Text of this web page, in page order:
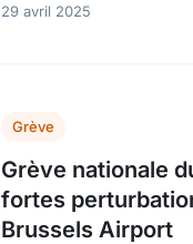
29 avril 2025
Grève
Grève nationale
fortes
Brussels Airport